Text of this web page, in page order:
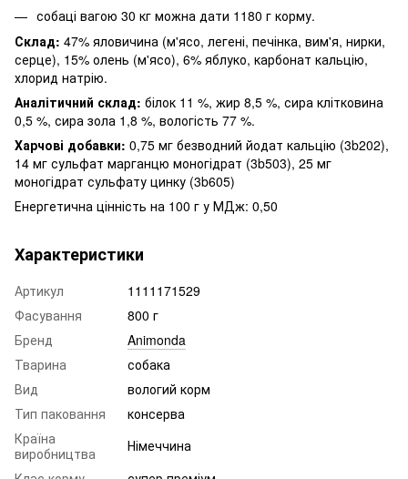
собаці вагою 30 кг можна дати 1180 г корму.
Склад: 47% яловичина (м'ясо, легені, печінка, вим'я, нирки,
серце), 15% олень (м'ясо), 6% яблуко, карбонат кальцію,
хлорид натрію.
Аналітичний склад: білок 11 %, жир 8,5 %, сира клітковина
0,5 %, сира зола 1,8 %, вологість 77 %.
Харчові добавки: 0,75 мг безводний йодат кальцію (3b202),
14 мг сульфат марганцю моногідрат (3b503), 25 мг
моногідрат сульфату цинку (3b605)
Енергетична цінність на 100 г у МДж: 0,50
Характеристики
Артикул
1111171529
Фасування
800 г
Бренд
Animonda
Тварина
собака
Вид
вологий корм
Тип паковання
консерва
Країна
виробництва
Німеччина